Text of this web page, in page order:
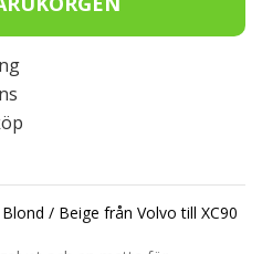
/ Beige från Volvo till XC90